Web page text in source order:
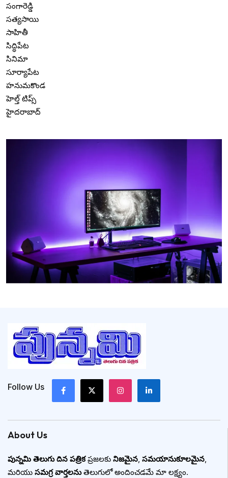
సంగారెడ్డి
సత్యసాయి
సాహితీ
సిద్ధిపేట
సినిమా
సూర్యాపేట
హనుమకొండ
హెల్త్ టిప్స్
హైదరాబాద్
Follow Us
About Us
పున్నమి తెలుగు దిన పత్రికప్రజలకు నిజమైన, సమయానుకూలమైన,
మరియు సమగ్ర వార్తలనుతెలుగులో అందించడమే మా లక్ష్యం.